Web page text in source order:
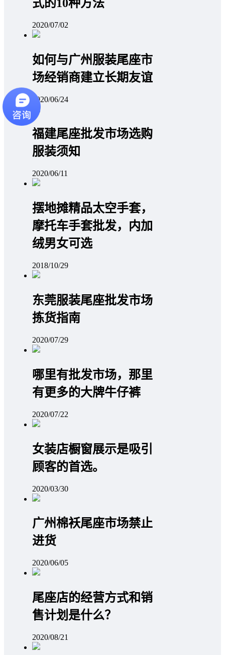
式的10种方法
2020/07/02
如何与广州服装尾座市
场经销商建立长期友谊
2020/06/24
福建尾座批发市场选购
服装须知
2020/06/11
摆地摊精品太空手套，
摩托车手套批发，内加
绒男女可选
2018/10/29
东莞服装尾座批发市场
拣货指南
2020/07/29
哪里有批发市场，那里
有更多的大牌牛仔裤
2020/07/22
女装店橱窗展示是吸引
顾客的首选。
2020/03/30
广州棉袄尾座市场禁止
进货
2020/06/05
尾座店的经营方式和销
售计划是什么？
2020/08/21